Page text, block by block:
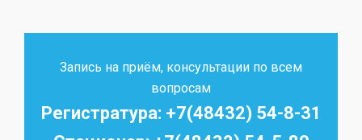
Запись на приём, консультации по всем
вопросам
Регистратура: +7(48432) 54-8-31